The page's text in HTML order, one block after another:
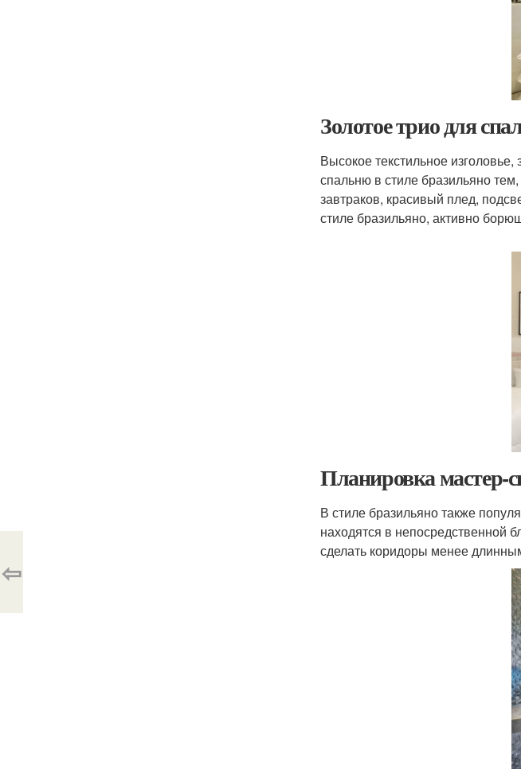
Золотое трио для
Высокое текстильное
спальню в стиле бразильяно
завтраков, красивый плед,
стиле бразильяно, активно
Планировка мастер-
В стиле бразильяно также
находятся в непосредственной
сделать коридоры менее
⇦